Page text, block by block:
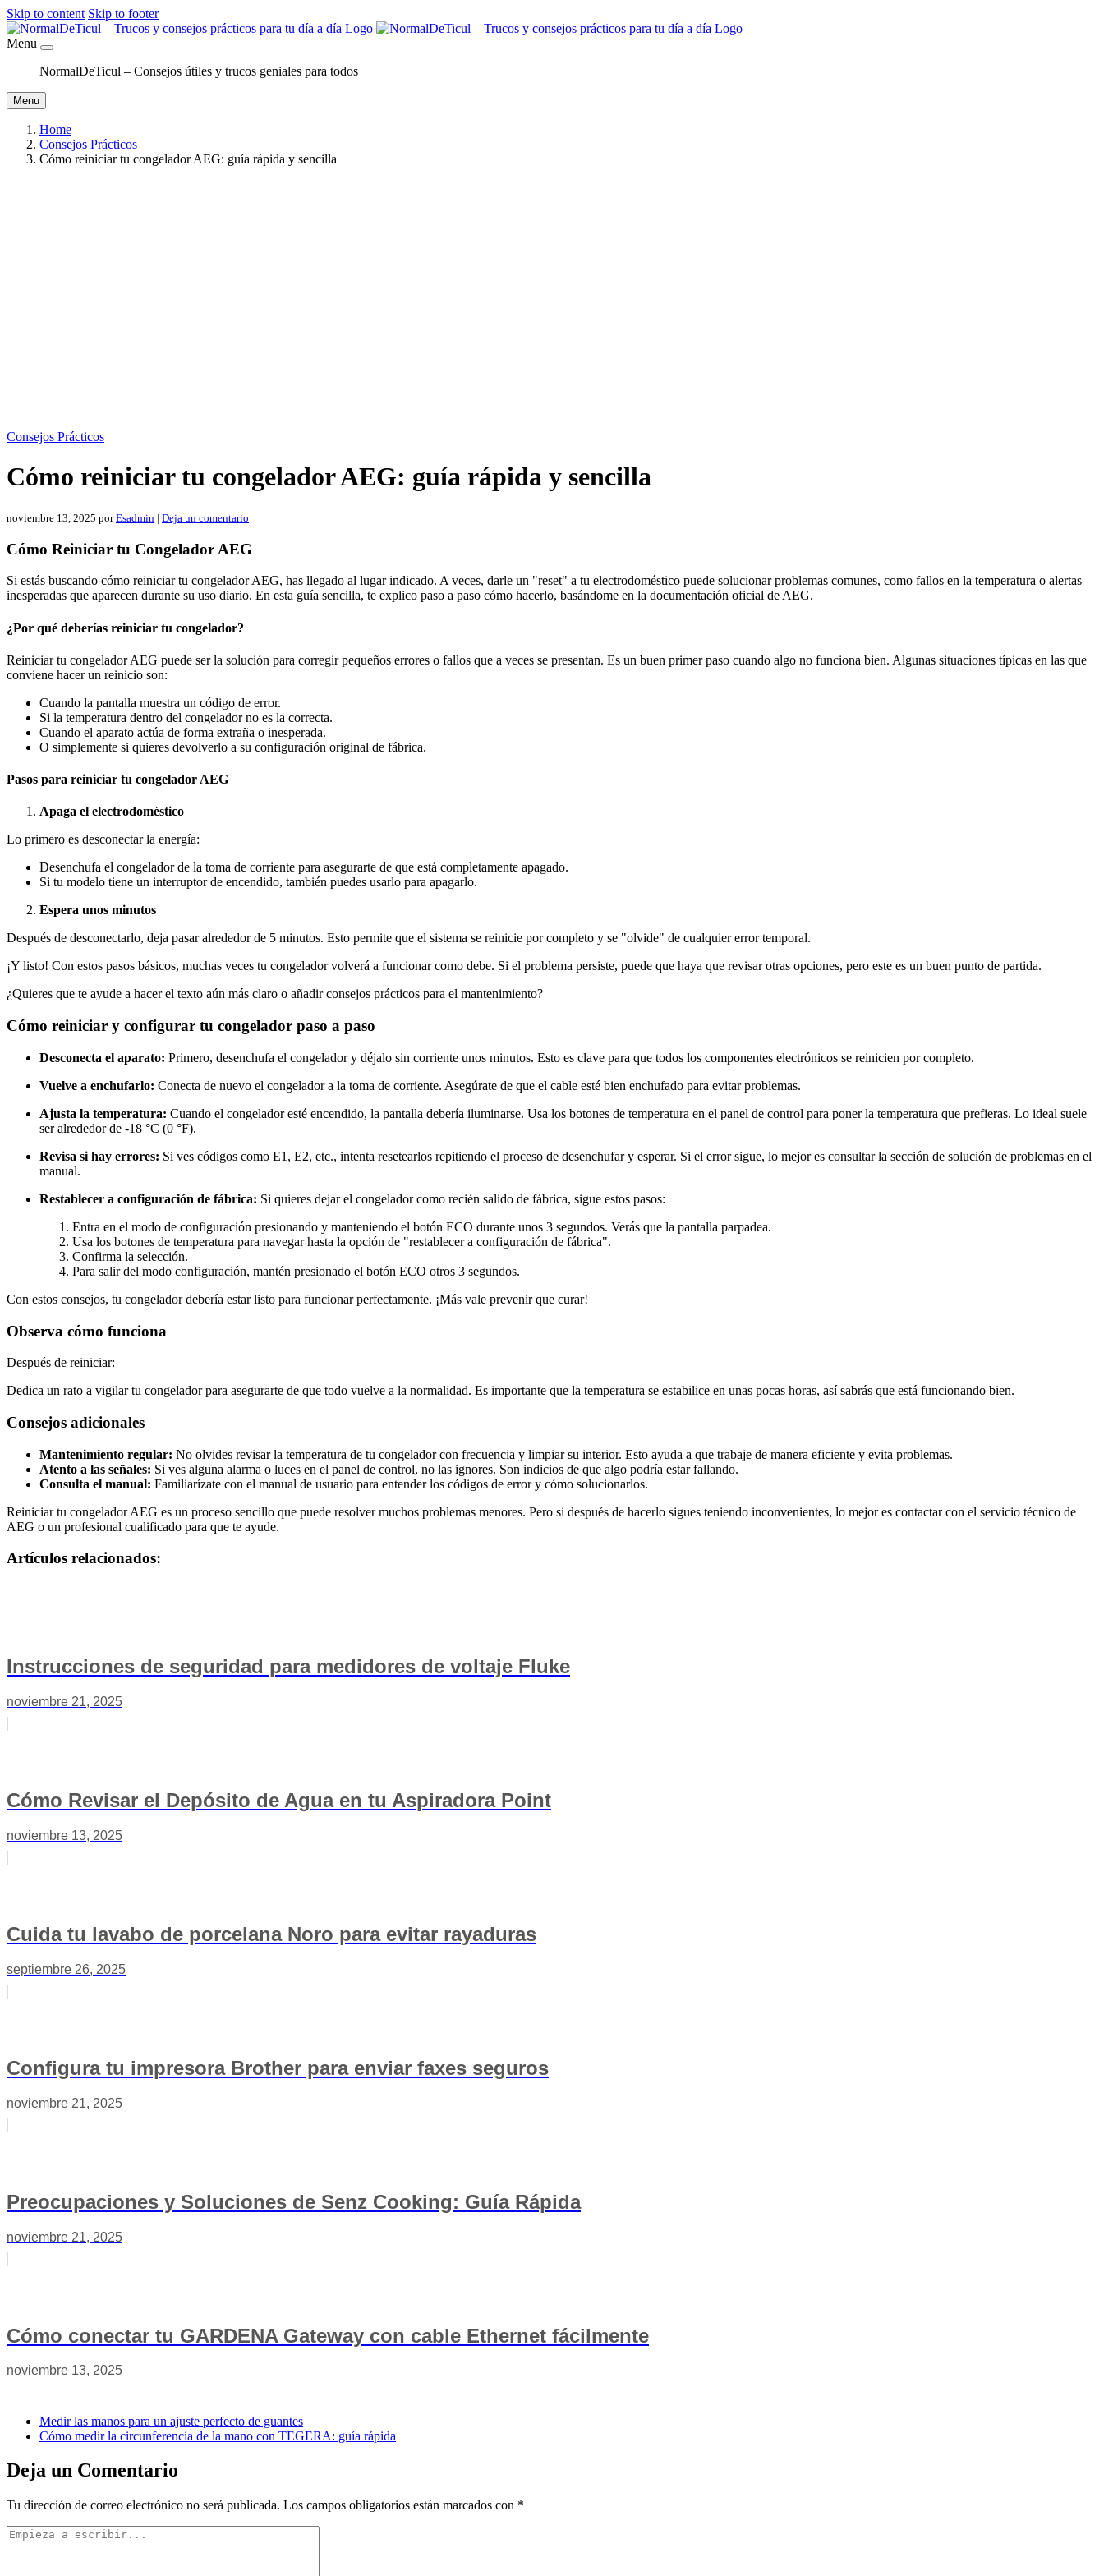
Skip to content Skip to footer
Menu
NormalDeTicul – Consejos útiles y trucos geniales para todos
Menu
Home
Consejos Prácticos
Cómo reiniciar tu congelador AEG: guía rápida y sencilla
Consejos Prácticos
Cómo reiniciar tu congelador AEG: guía rápida y sencilla
noviembre 13, 2025 porEsadmin | Deja un comentario
Cómo Reiniciar tu Congelador AEG
Si estás buscando cómo reiniciar tu congelador AEG, has llegado al lugar indicado. A veces, darle un "reset" a tu electrodoméstico puede solucionar problemas comunes, como fallos en la temperatura o alertas
inesperadas que aparecen durante su uso diario. En esta guía sencilla, te explico paso a paso cómo hacerlo, basándome en la documentación oficial de AEG.
¿Por qué deberías reiniciar tu congelador?
Reiniciar tu congelador AEG puede ser la solución para corregir pequeños errores o fallos que a veces se presentan. Es un buen primer paso cuando algo no funciona bien. Algunas situaciones típicas en las que
conviene hacer un reinicio son:
Cuando la pantalla muestra un código de error.
Si la temperatura dentro del congelador no es la correcta.
Cuando el aparato actúa de forma extraña o inesperada.
O simplemente si quieres devolverlo a su configuración original de fábrica.
Pasos para reiniciar tu congelador AEG
Apaga el electrodoméstico
Lo primero es desconectar la energía:
Desenchufa el congelador de la toma de corriente para asegurarte de que está completamente apagado.
Si tu modelo tiene un interruptor de encendido, también puedes usarlo para apagarlo.
Espera unos minutos
Después de desconectarlo, deja pasar alrededor de 5 minutos. Esto permite que el sistema se reinicie por completo y se "olvide" de cualquier error temporal.
¡Y listo! Con estos pasos básicos, muchas veces tu congelador volverá a funcionar como debe. Si el problema persiste, puede que haya que revisar otras opciones, pero este es un buen punto de partida.
¿Quieres que te ayude a hacer el texto aún más claro o añadir consejos prácticos para el mantenimiento?
Cómo reiniciar y configurar tu congelador paso a paso
Desconecta el aparato: Primero, desenchufa el congelador y déjalo sin corriente unos minutos. Esto es clave para que todos los componentes electrónicos se reinicien por completo.
Vuelve a enchufarlo: Conecta de nuevo el congelador a la toma de corriente. Asegúrate de que el cable esté bien enchufado para evitar problemas.
Ajusta la temperatura: Cuando el congelador esté encendido, la pantalla debería iluminarse. Usa los botones de temperatura en el panel de control para poner la temperatura que prefieras. Lo ideal suele
ser alrededor de -18 °C (0 °F).
Revisa si hay errores: Si ves códigos como E1, E2, etc., intenta resetearlos repitiendo el proceso de desenchufar y esperar. Si el error sigue, lo mejor es consultar la sección de solución de problemas en el
manual.
Restablecer a configuración de fábrica: Si quieres dejar el congelador como recién salido de fábrica, sigue estos pasos:
Entra en el modo de configuración presionando y manteniendo el botón ECO durante unos 3 segundos. Verás que la pantalla parpadea.
Usa los botones de temperatura para navegar hasta la opción de "restablecer a configuración de fábrica".
Confirma la selección.
Para salir del modo configuración, mantén presionado el botón ECO otros 3 segundos.
Con estos consejos, tu congelador debería estar listo para funcionar perfectamente. ¡Más vale prevenir que curar!
Observa cómo funciona
Después de reiniciar:
Dedica un rato a vigilar tu congelador para asegurarte de que todo vuelve a la normalidad. Es importante que la temperatura se estabilice en unas pocas horas, así sabrás que está funcionando bien.
Consejos adicionales
Mantenimiento regular: No olvides revisar la temperatura de tu congelador con frecuencia y limpiar su interior. Esto ayuda a que trabaje de manera eficiente y evita problemas.
Atento a las señales: Si ves alguna alarma o luces en el panel de control, no las ignores. Son indicios de que algo podría estar fallando.
Consulta el manual: Familiarízate con el manual de usuario para entender los códigos de error y cómo solucionarlos.
Reiniciar tu congelador AEG es un proceso sencillo que puede resolver muchos problemas menores. Pero si después de hacerlo sigues teniendo inconvenientes, lo mejor es contactar con el servicio técnico de
AEG o un profesional cualificado para que te ayude.
Artículos relacionados:
Instrucciones de seguridad para medidores de voltaje Fluke
noviembre 21, 2025
Cómo Revisar el Depósito de Agua en tu Aspiradora Point
noviembre 13, 2025
Cuida tu lavabo de porcelana Noro para evitar rayaduras
septiembre 26, 2025
Configura tu impresora Brother para enviar faxes seguros
noviembre 21, 2025
Preocupaciones y Soluciones de Senz Cooking: Guía Rápida
noviembre 21, 2025
Cómo conectar tu GARDENA Gateway con cable Ethernet fácilmente
noviembre 13, 2025
Medir las manos para un ajuste perfecto de guantes
Cómo medir la circunferencia de la mano con TEGERA: guía rápida
Deja un Comentario
Tu dirección de correo electrónico no será publicada. Los campos obligatorios están marcados con *